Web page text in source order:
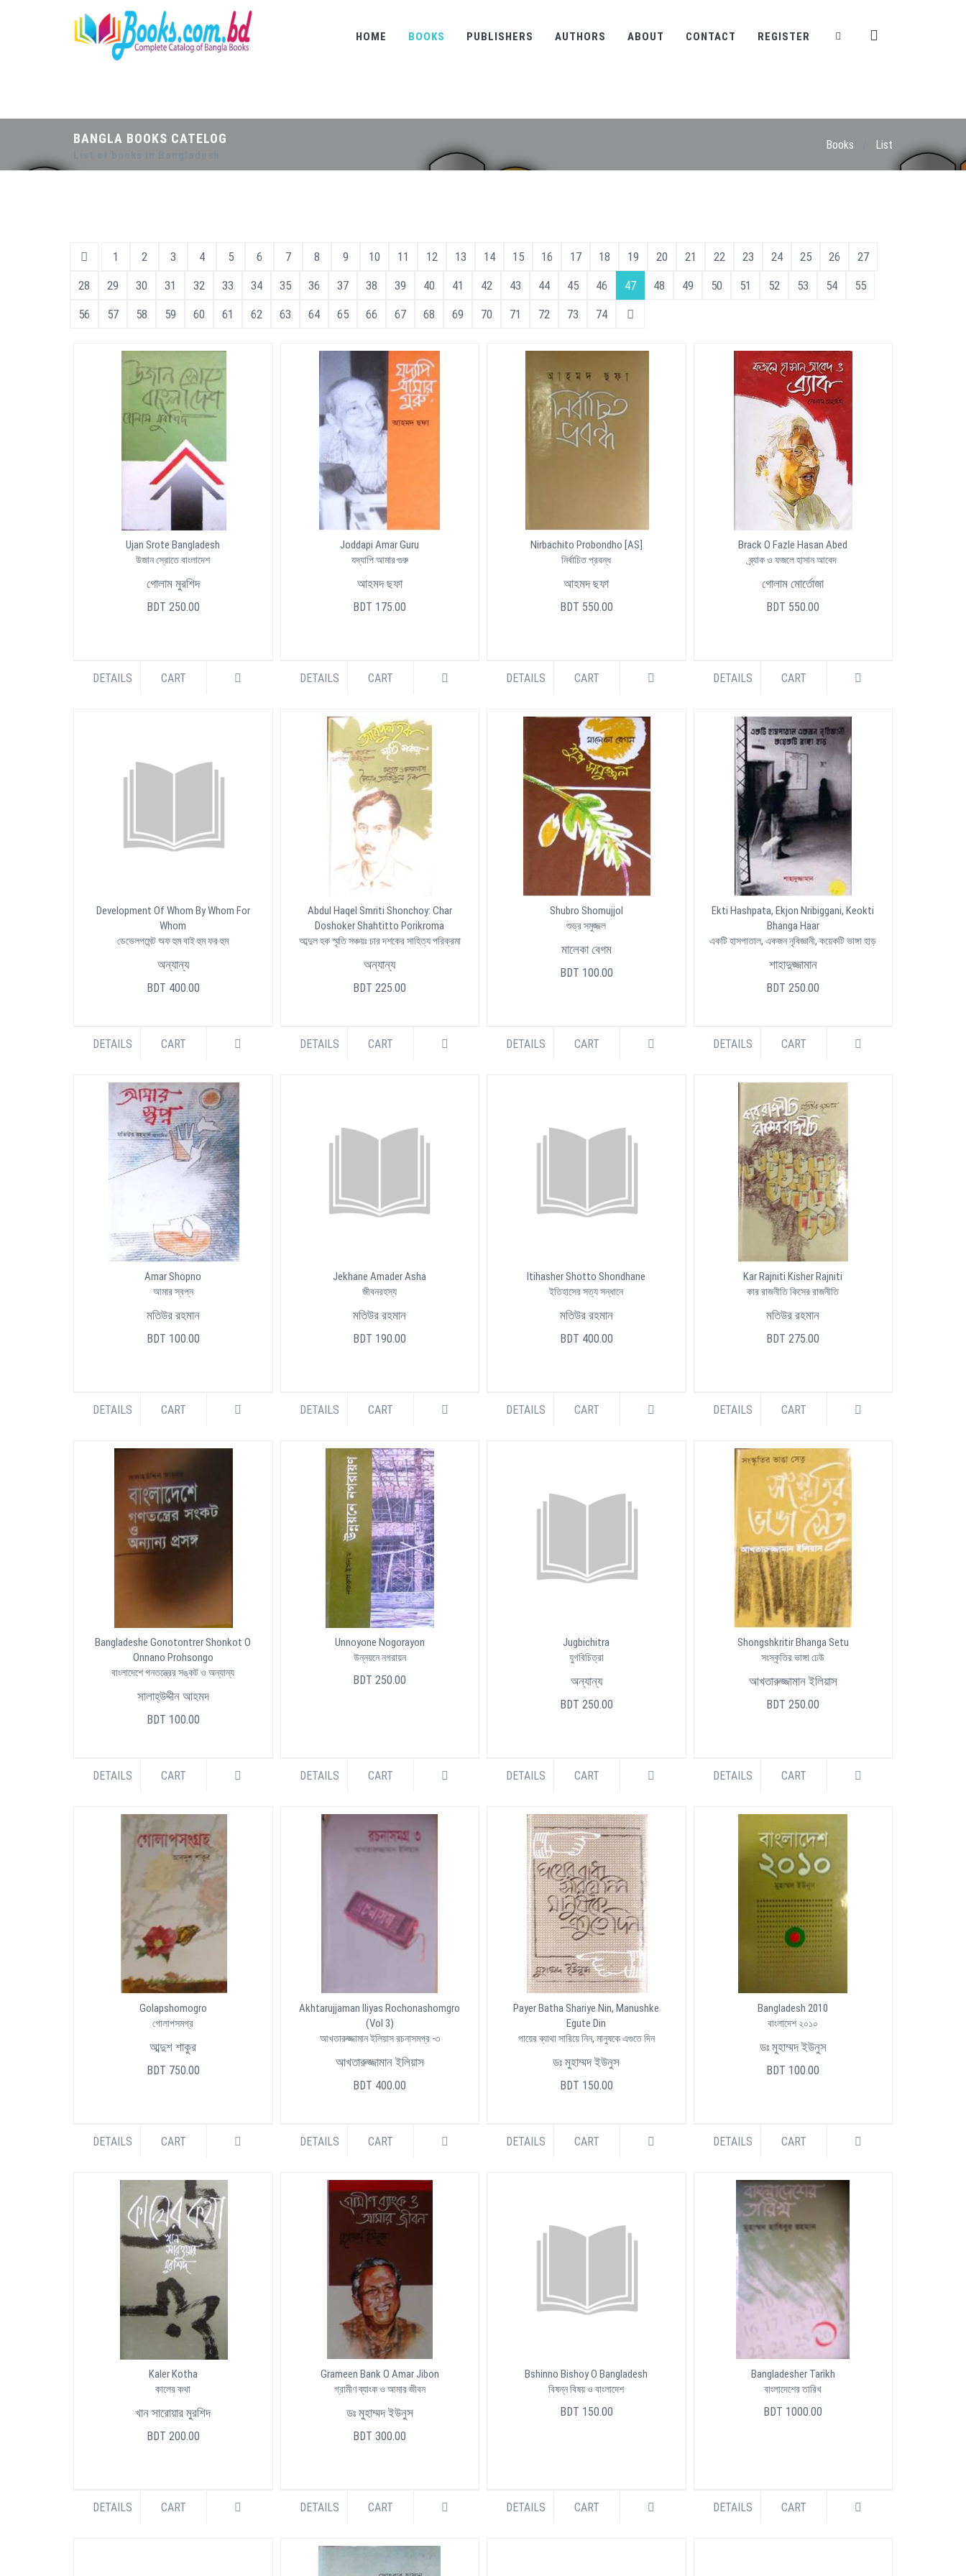
HOME BOOKS PUBLISHERS AUTHORS ABOUT CONTACT REGISTER
BANGLA BOOKS CATELOG Books List
1 2 3 4 5 6 7 8 9 10 11 12 13 14 15 16 17 18 19 20 21 22 23 24 25 26
27
28
29 30 31 32 33 34 35 36 37 38 39 40 41 42 43 44 45 46 47 48 49 50 51 52 53 54
55
56
57 58 59 60 61 62 63 64 65 66 67 68 69 70 71 72 73 74
Ujan Srote Bangladesh
উজান স্রোতে বাংলাদেশ
গোলাম মুরশিদ
BDT 250.00
DETAILS CART
Joddapi Amar Guru
যদ্যাপি আমার গুরু
আহমদ ছফা
BDT 175.00
DETAILS CART
Nirbachito Probondho [AS]
নির্বাচিত প্রবন্ধ
আহমদ ছফা
BDT 550.00
DETAILS CART
Brack O Fazle Hasan Abed
ব্র্যাক ও ফজলে হাসান আবেদ
গোলাম মোর্তোজা
BDT 550.00
DETAILS CART
Development Of Whom By Whom For
Whom
ডেভেলপমেন্ট অফ হুম বাই হুম ফর হুম
অন্যান্য
BDT 400.00
DETAILS CART
Abdul Haqel Smriti Shonchoy: Char
Doshoker Shahtitto Porikroma
আব্দুল হক স্মৃতি সঞ্চয়ঃ চার দশকের সাহিত্য পরিক্রমা
অন্যান্য
BDT 225.00
DETAILS CART
Shubro Shomujjol
শুভ্র সমুজ্জল
মালেকা বেগম
BDT 100.00
DETAILS CART
Ekti Hashpata, Ekjon Nribiggani, Keokti
Bhanga Haar
একটি হাসপাতাল, একজন নৃবিজ্ঞানী, কয়েকটি ভাঙ্গা হাড়
শাহাদুজ্জামান
BDT 250.00
DETAILS CART
Amar Shopno
আমার স্বপ্ন
মতিউর রহমান
BDT 100.00
DETAILS CART
Jekhane Amader Asha
জীবনরহস্য
মতিউর রহমান
BDT 190.00
DETAILS CART
Itihasher Shotto Shondhane
ইতিহাসের সত্য সন্ধানে
মতিউর রহমান
BDT 400.00
DETAILS CART
Kar Rajniti Kisher Rajniti
কার রাজনীতি কিসের রাজনীতি
মতিউর রহমান
BDT 275.00
DETAILS CART
Bangladeshe Gonotontrer Shonkot O
Onnano Prohsongo
বাংলাদেশে গনতন্ত্রের সঙ্কট ও অন্যান্য
সালাহ্উদ্দীন আহমদ
BDT 100.00
DETAILS CART
Unnoyone Nogorayon
উন্নয়নে নগরায়ন
BDT 250.00
DETAILS CART
Jugbichitra
যুগবিচিত্রা
অন্যান্য
BDT 250.00
DETAILS CART
Shongshkritir Bhanga Setu
সংস্কৃতির ভাঙ্গা ঢেউ
আখতারুজ্জামান ইলিয়াস
BDT 250.00
DETAILS CART
Golapshomogro
গোলাপসমগ্র
আব্দুশ শাকুর
BDT 750.00
DETAILS CART
Akhtarujjaman Iliyas Rochonashomgro
(Vol 3)
আখতারুজ্জামান ইলিয়াস রচনাসমগ্র -৩
আখতারুজ্জামান ইলিয়াস
BDT 400.00
DETAILS CART
Payer Batha Shariye Nin, Manushke
Egute Din
পায়ের ব্যাথা সারিয়ে নিন, মানুষকে এগুতে দিন
ডঃ মুহাম্মদ ইউনুস
BDT 150.00
DETAILS CART
Bangladesh 2010
বাংলাদেশ ২০১০
ডঃ মুহাম্মদ ইউনুস
BDT 100.00
DETAILS CART
Kaler Kotha
কালের কথা
খান সারোয়ার মুরশিদ
BDT 200.00
DETAILS CART
Grameen Bank O Amar Jibon
গ্রামীণ ব্যাংক ও আমার জীবন
ডঃ মুহাম্মদ ইউনুস
BDT 300.00
DETAILS CART
Bshinno Bishoy O Bangladesh
বিষন্ন বিষয় ও বাংলাদেশ
BDT 150.00
DETAILS CART
Bangladesher Tarikh
বাংলাদেশের তারিখ
BDT 1000.00
DETAILS CART